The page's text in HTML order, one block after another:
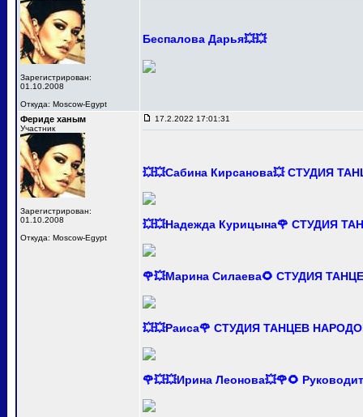
Зарегистрирован:
01.10.2008
Откуда: Moscow-Egypt
Беспалова Дарья💥💥
Фериде ханым
Участник
Зарегистрирован:
01.10.2008
Откуда: Moscow-Egypt
17.2.2022 17:01:31
💥💥Сабина Кирсанова💥 СТУДИЯ
💥💥Надежда Курицына🌹 СТУДИЯ
🌹💥Марина Силаева🌻 СТУДИЯ
💥💥Раиса🌹 СТУДИЯ ТАНЦЕВ
🌹💥💥Ирина Леонова💥🌹🌻